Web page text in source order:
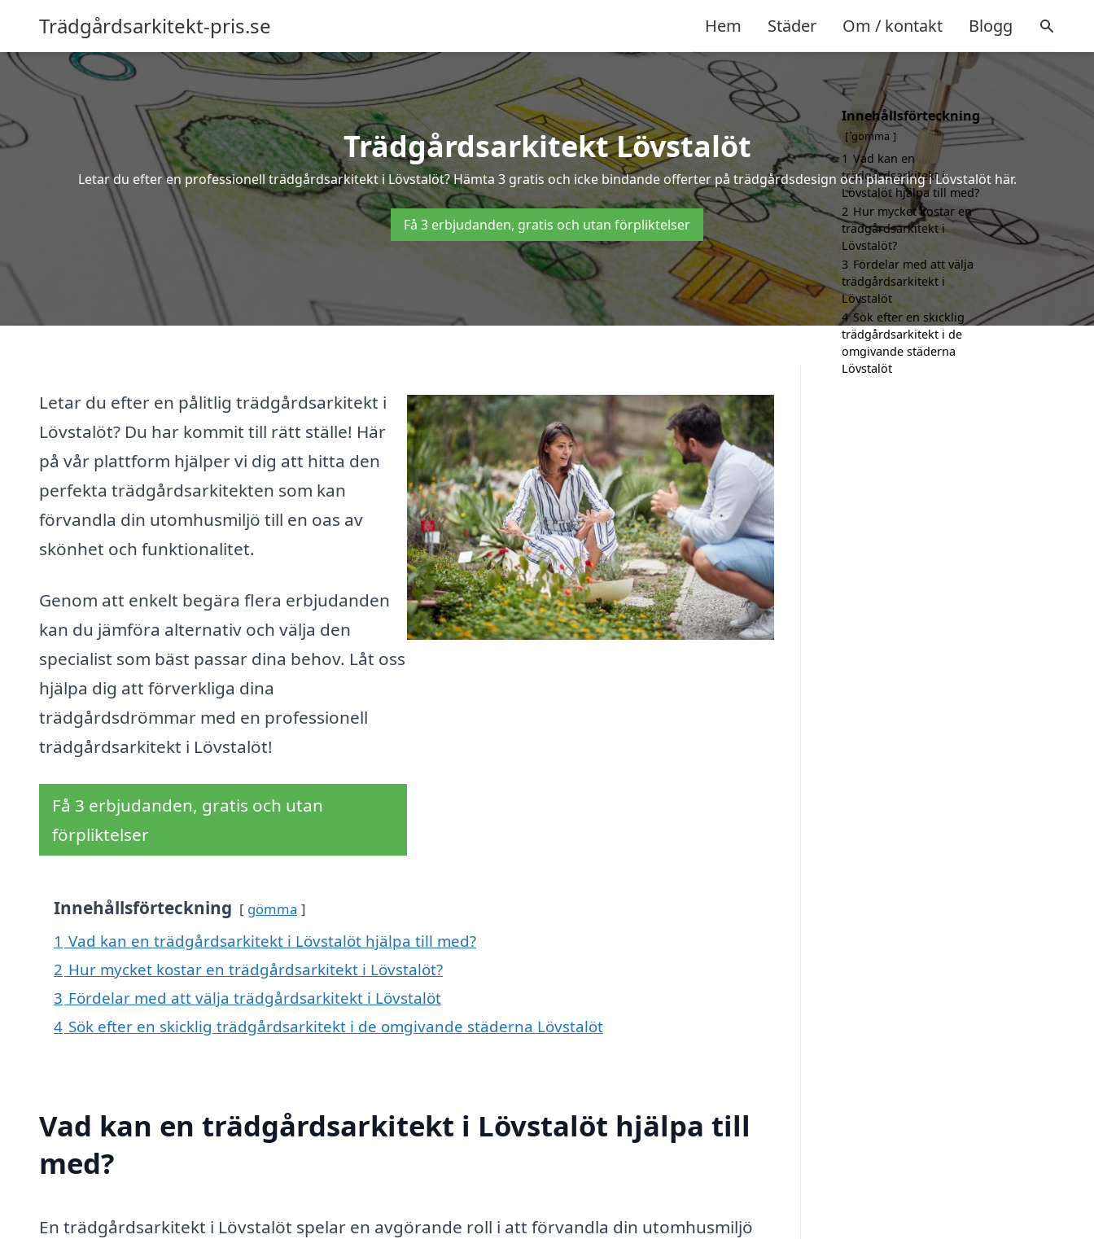
Trädgårdsarkitekt-pris.se Hem Städer Om / kontakt Blogg
Trädgårdsarkitekt Lövstalöt
Letar du efter en professionell trädgårdsarkitekt i Lövstalöt? Hämta 3 gratis och icke bindande offerter på trädgårdsdesign och planering i Lövstalöt här.
Få 3 erbjudanden, gratis och utan förpliktelser
Letar du efter en pålitlig trädgårdsarkitekt i
Lövstalöt? Du har kommit till rätt ställe! Här
på vår plattform hjälper vi dig att hitta den
perfekta trädgårdsarkitekten som kan
förvandla din utomhusmiljö till en oas av
skönhet och funktionalitet.
Genom att enkelt begära flera erbjudanden
kan du jämföra alternativ och välja den
specialist som bäst passar dina behov. Låt oss
hjälpa dig att förverkliga dina
trädgårdsdrömmar med en professionell
trädgårdsarkitekt i Lövstalöt!
Få 3 erbjudanden, gratis och utan
förpliktelser
Innehållsförteckning gömma
1 Vad kan en trädgårdsarkitekt i Lövstalöt hjälpa till med?
2 Hur mycket kostar en trädgårdsarkitekt i Lövstalöt?
3 Fördelar med att välja trädgårdsarkitekt i Lövstalöt
4 Sök efter en skicklig trädgårdsarkitekt i de omgivande städerna Lövstalöt
Vad kan en trädgårdsarkitekt i Lövstalöt hjälpa till
med?
En trädgårdsarkitekt i Lövstalöt spelar en avgörande roll i att förvandla din utomhusmiljö
Innehållsförteckning
gömma
1 Vad kan en
trädgårdsarkitekt i
Lövstalöt hjälpa till med?
2 Hur mycket kostar en
trädgårdsarkitekt i
Lövstalöt?
3 Fördelar med att välja
trädgårdsarkitekt i
Lövstalöt
4 Sök efter en skicklig
trädgårdsarkitekt i de
omgivande städerna
Lövstalöt